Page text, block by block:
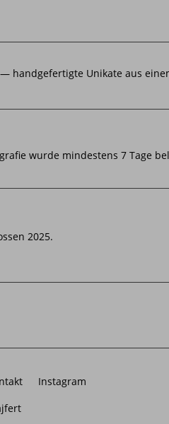
handgefertigte Unikate aus
wurde mindestens 7 Tage
2025.
Instagram